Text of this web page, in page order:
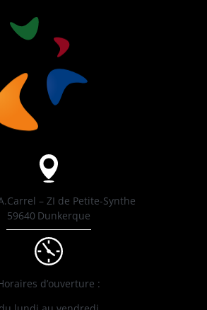
– ZI de Petite-Synthe
59640 Dunkerque
d’ouverture :